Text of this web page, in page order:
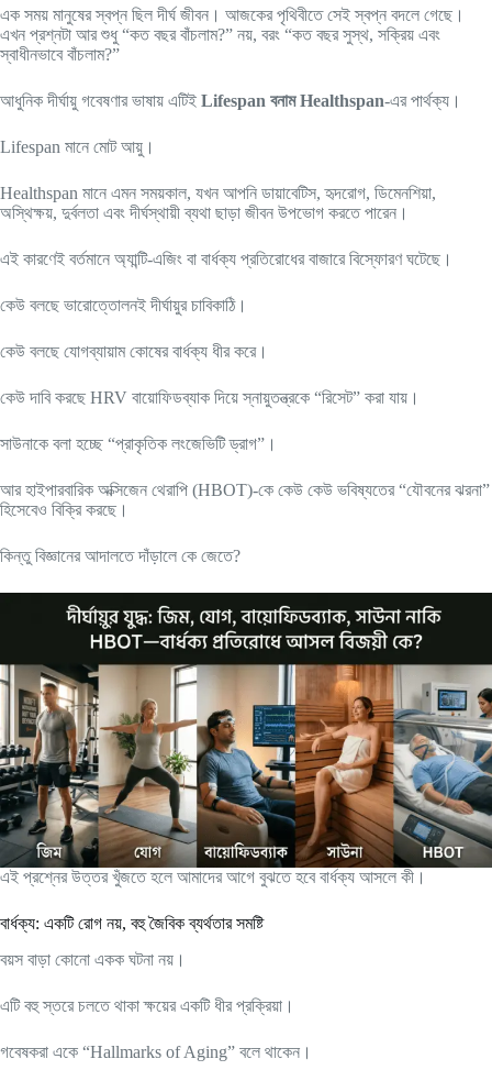
এক সময় মানুষের স্বপ্ন ছিল দীর্ঘ জীবন। আজকের পৃথিবীতে সেই স্বপ্ন বদলে গেছে।
এখন প্রশ্নটা আর শুধু “কত বছর বাঁচলাম?” নয়, বরং “কত বছর সুস্থ, সক্রিয় এবং
স্বাধীনভাবে বাঁচলাম?”
আধুনিক দীর্ঘায়ু গবেষণার ভাষায় এটিই Lifespan বনাম Healthspan-এর পার্থক্য।
Lifespan মানে মোট আয়ু।
Healthspan মানে এমন সময়কাল, যখন আপনি ডায়াবেটিস, হৃদরোগ, ডিমেনশিয়া,
অস্থিক্ষয়, দুর্বলতা এবং দীর্ঘস্থায়ী ব্যথা ছাড়া জীবন উপভোগ করতে পারেন।
এই কারণেই বর্তমানে অ্যান্টি-এজিং বা বার্ধক্য প্রতিরোধের বাজারে বিস্ফোরণ ঘটেছে।
কেউ বলছে ভারোত্তোলনই দীর্ঘায়ুর চাবিকাঠি।
কেউ বলছে যোগব্যায়াম কোষের বার্ধক্য ধীর করে।
কেউ দাবি করছে HRV বায়োফিডব্যাক দিয়ে স্নায়ুতন্ত্রকে “রিসেট” করা যায়।
সাউনাকে বলা হচ্ছে “প্রাকৃতিক লংজেভিটি ড্রাগ”।
আর হাইপারবারিক অক্সিজেন থেরাপি (HBOT)-কে কেউ কেউ ভবিষ্যতের “যৌবনের ঝরনা”
হিসেবেও বিক্রি করছে।
কিন্তু বিজ্ঞানের আদালতে দাঁড়ালে কে জেতে?
এই প্রশ্নের উত্তর খুঁজতে হলে আমাদের আগে বুঝতে হবে বার্ধক্য আসলে কী।
বার্ধক্য: একটি রোগ নয়, বহু জৈবিক ব্যর্থতার সমষ্টি
বয়স বাড়া কোনো একক ঘটনা নয়।
এটি বহু স্তরে চলতে থাকা ক্ষয়ের একটি ধীর প্রক্রিয়া।
গবেষকরা একে “Hallmarks of Aging” বলে থাকেন।